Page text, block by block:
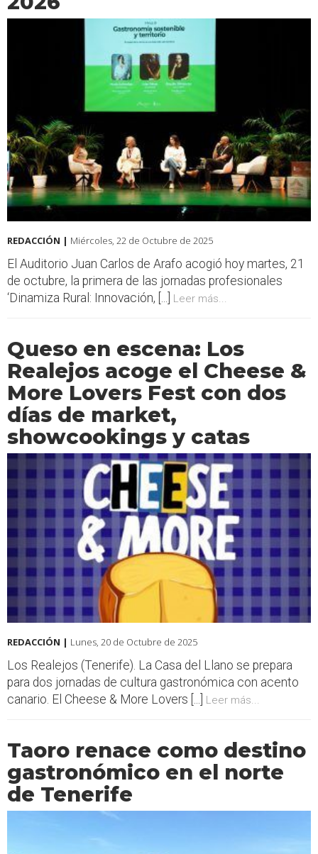
REDACCIÓN | Miércoles, 22 de Octubre de 2025
El Auditorio Juan Carlos de Arafo acogió hoy martes, 21
de octubre, la primera de las jornadas profesionales
‘Dinamiza Rural: Innovación, [...]
Leer más...
Queso en escena: Los
Realejos acoge el Cheese &
More Lovers Fest con dos
días de market,
showcookings y catas
REDACCIÓN | Lunes, 20 de Octubre de 2025
Los Realejos (Tenerife). La Casa del Llano se prepara
para dos jornadas de cultura gastronómica con acento
canario. El Cheese & More Lovers [...]
Leer más...
Taoro renace como destino
gastronómico en el norte
de Tenerife